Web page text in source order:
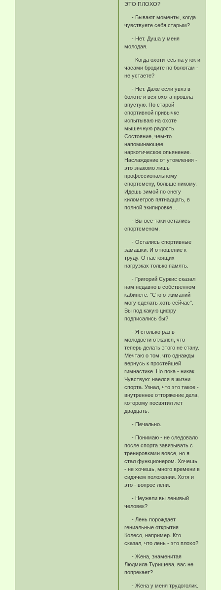
ЭТО ПЛОХО?
- Бывают моменты, когда
чувствуете себя старым?
- Нет. Душа у меня
молодая.
- Когда охотитесь на уток и
часами бродите по болотам -
не устаете?
- Нет. Даже если увяз в
болоте и вся охота прошла
впустую. По старой
спортивной привычке
испытываю на охоте
мышечную радость.
Состояние, чем-то
напоминающее
наркотическое опьянение.
Наслаждение от утомления -
это знакомо лишь
профессиональному
спортсмену, больше никому.
Идешь зимой по снегу
километров пятнадцать, в
полной экипировке…
- Вы все-таки остались
спортсменом.
- Остались спортивные
замашки. И отношение к
труду. О настоящих
нагрузках только память.
- Григорий Суркис сказал
нам недавно в собственном
кабинете: "Сто отжиманий
могу сделать хоть сейчас".
Вы под какую цифру
подписались бы?
- Я столько раз в
молодости отжался, что
теперь делать этого не стану.
Мечтаю о том, что однажды
вернусь к простейшей
гимнастике. Но пока - никак.
Чувствую: наелся в жизни
спорта. Узнал, что это такое -
внутреннее отторжение дела,
которому посвятил лет
двадцать.
- Печально.
- Понимаю - не следовало
после спорта завязывать с
тренировками вовсе, но я
стал функционером. Хочешь
- не хочешь, много времени в
сидячем положении. Хотя и
это - вопрос лени.
- Неужели вы ленивый
человек?
- Лень порождает
гениальные открытия.
Колесо, например. Кто
сказал, что лень - это плохо?
- Жена, знаменитая
Людмила Турищева, вас не
попрекает?
- Жена у меня трудоголик.